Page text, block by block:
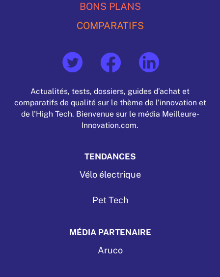
BONS PLANS
COMPARATIFS
Actualités, tests, dossiers, guides d’achat et
comparatifs de qualité sur le thème de l’innovation et
de l'High Tech. Bienvenue sur le média Meilleure-
Innovation.com.
TENDANCES
Vélo électrique
Pet Tech
MÉDIA PARTENAIRE
Aruco